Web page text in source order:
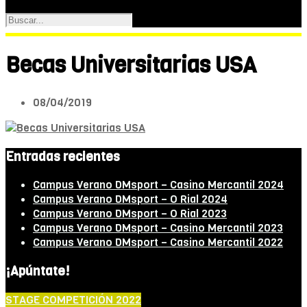
Becas Universitarias USA
08/04/2019
Entradas recientes
Campus Verano DMsport – Casino Mercantil 2024
Campus Verano DMsport – O Rial 2024
Campus Verano DMsport – O Rial 2023
Campus Verano DMsport – Casino Mercantil 2023
Campus Verano DMsport – Casino Mercantil 2022
¡Apúntate!
STAGE COMPETICIÓN 2022